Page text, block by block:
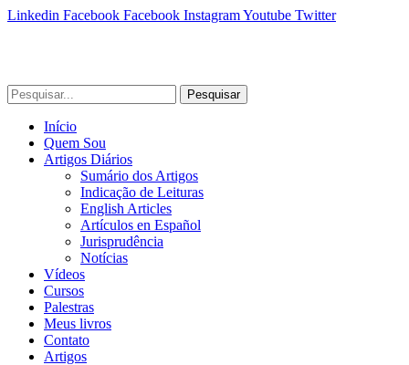
Linkedin Facebook Facebook InstagramYoutube Twitter
Pesquisar
Início
Quem Sou
Artigos Diários
Sumário dos Artigos
Indicação de Leituras
English Articles
Artículos en Español
Jurisprudência
Notícias
Vídeos
Cursos
Palestras
Meus livros
Contato
Artigos